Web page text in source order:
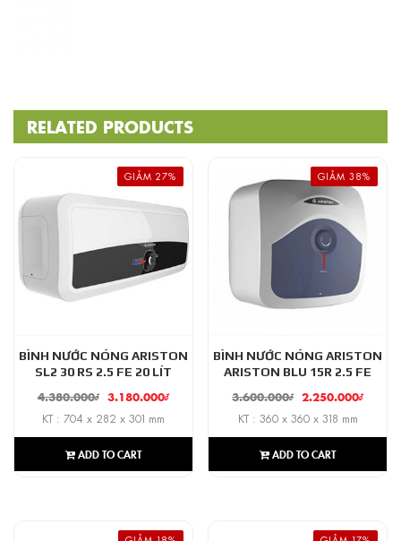
RELATED PRODUCTS
GIẢM 27%
BÌNH NƯỚC NÓNG ARISTON
SL2 30 RS 2.5 FE 20 LÍT
4.380.000₫ 3.180.000₫
KT : 704 x 282 x 301 mm
ADD TO CART
GIẢM 38%
BÌNH NƯỚC NÓNG ARISTON
ARISTON BLU 15R 2.5 FE
3.600.000₫ 2.250.000₫
KT : 360 x 360 x 318 mm
ADD TO CART